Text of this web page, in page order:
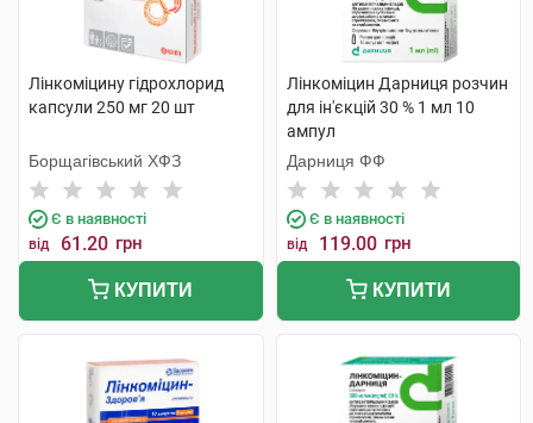
Лінкоміцину гідрохлорид
капсули 250 мг 20 шт
Борщагівський ХФЗ
Є в наявності
від 61.20 грн
КУПИТИ
Лінкоміцин Дарниця розчин
для ін'єкцій 30 % 1 мл 10
ампул
Дарниця ФФ
Є в наявності
від 119.00 грн
КУПИТИ